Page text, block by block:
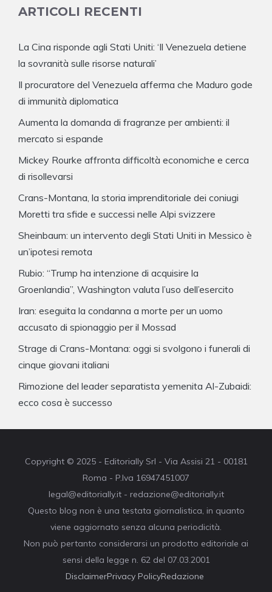
ARTICOLI RECENTI
La Cina risponde agli Stati Uniti: ‘Il Venezuela detiene
la sovranità sulle risorse naturali’
Il procuratore del Venezuela afferma che Maduro gode
di immunità diplomatica
Aumenta la domanda di fragranze per ambienti: il
mercato si espande
Mickey Rourke affronta difficoltà economiche e cerca
di risollevarsi
Crans-Montana, la storia imprenditoriale dei coniugi
Moretti tra sfide e successi nelle Alpi svizzere
Sheinbaum: un intervento degli Stati Uniti in Messico è
un’ipotesi remota
Rubio: “Trump ha intenzione di acquisire la
Groenlandia”, Washington valuta l’uso dell’esercito
Iran: eseguita la condanna a morte per un uomo
accusato di spionaggio per il Mossad
Strage di Crans-Montana: oggi si svolgono i funerali di
cinque giovani italiani
Rimozione del leader separatista yemenita Al-Zubaidi:
ecco cosa è successo
Copyright © 2025 - Editorially Srl - Via Assisi 21 - 00181
Roma - P.Iva 16947451007
legal@editorially.it - redazione@editorially.it
Questo blog non è una testata giornalistica, in quanto
viene aggiornato senza alcuna periodicità.
Non può pertanto considerarsi un prodotto editoriale ai
sensi della legge n. 62 del 07.03.2001
DisclaimerPrivacy PolicyRedazione